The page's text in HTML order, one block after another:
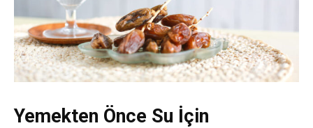
Yemekten Önce Su İçin